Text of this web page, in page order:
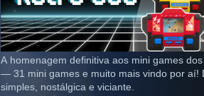
A homenagem definitiva aos mini games
— 31 mini games e muito mais vindo por aí!
simples, nostálgica e viciante.